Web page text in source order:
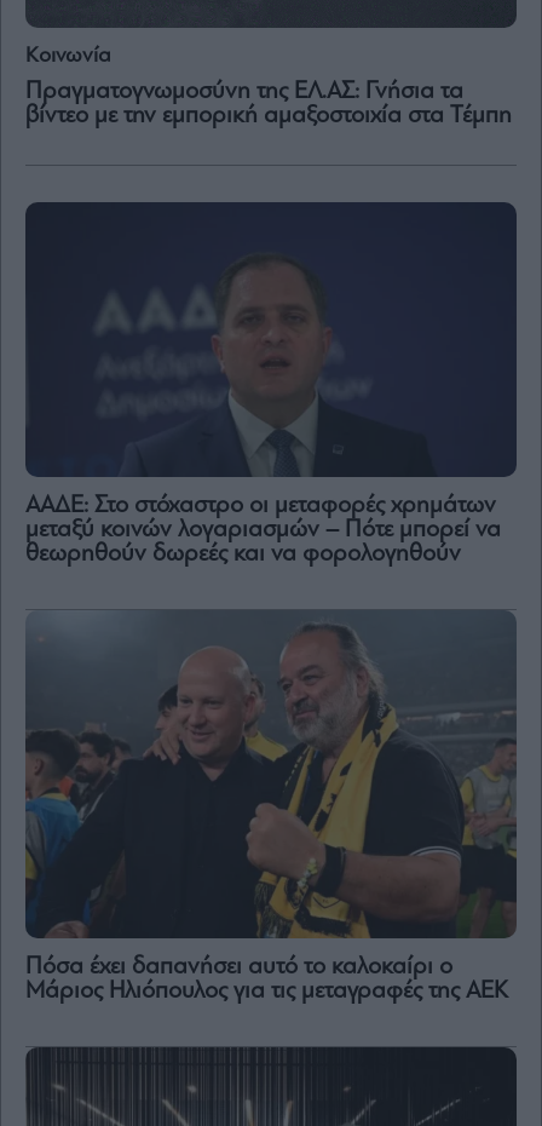
Κοινωνία
Πραγματογνωμοσύνη της ΕΛ.ΑΣ: Γνήσια τα
βίντεο με την εμπορική αμαξοστοιχία στα Τέμπη
ΑΑΔΕ: Στο στόχαστρο οι μεταφορές χρημάτων
μεταξύ κοινών λογαριασμών – Πότε μπορεί να
θεωρηθούν δωρεές και να φορολογηθούν
Πόσα έχει δαπανήσει αυτό το καλοκαίρι ο
Μάριος Ηλιόπουλος για τις μεταγραφές της ΑΕΚ